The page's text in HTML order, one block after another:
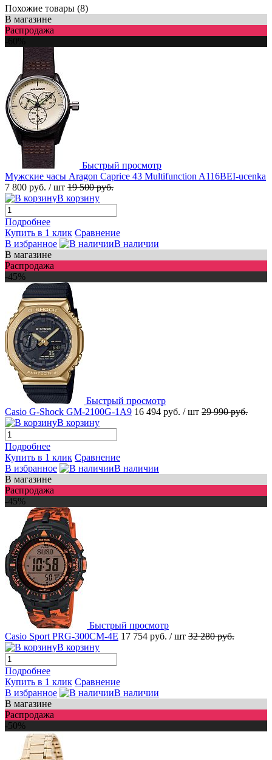
Похожие товары (8)
В магазине
Распродажа
Быстрый просмотр
Мужские часы Aragon Caprice 43 Multifunction A116BEI-ucenka
7 800 руб. / шт 19 500 руб.
В корзину
Подробнее
Купить в 1 клик Сравнение
В избранное
В наличии
В магазине
Распродажа
-45%
Быстрый просмотр
Casio G-Shock GM-2100G-1A9 16 494 руб. / шт 29 990 руб.
В корзину
Подробнее
Купить в 1 клик Сравнение
В избранное
В наличии
В магазине
Распродажа
-45%
Быстрый просмотр
Casio Sport PRG-300CM-4E 17 754 руб. / шт 32 280 руб.
В корзину
Подробнее
Купить в 1 клик Сравнение
В избранное
В наличии
В магазине
Распродажа
-50%